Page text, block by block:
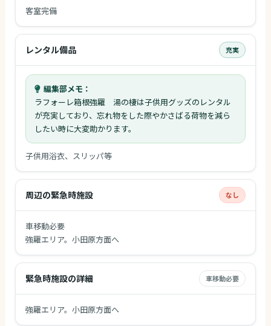
客室完備
レンタル備品 充実
編集部メモ：
ラフォーレ箱根強羅 湯の棲は子供用グッズのレンタル
が充実しており、忘れ物をした際やかさばる荷物を減ら
したい時に大変助かります。
子供用浴衣、スリッパ等
周辺の緊急時施設 なし
車移動必要
強羅エリア。小田原方面へ
緊急時施設の詳細 車移動必要
強羅エリア。小田原方面へ